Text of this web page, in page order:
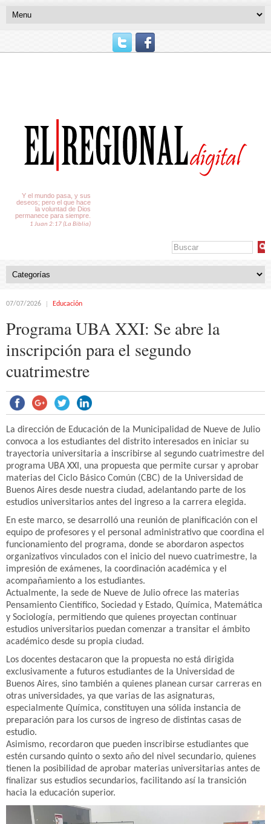
Y el mundo pasa, y sus
deseos; pero el que hace
la voluntad de Dios
permanece para siempre.
1 Juan 2:17 (La Biblia)
07/07/2026 Educación
Programa UBA XXI: Se abre la
inscripción para el segundo
cuatrimestre
La dirección de Educación de la Municipalidad de Nueve de Julio
convoca a los estudiantes del distrito interesados en iniciar su
trayectoria universitaria a inscribirse al segundo cuatrimestre del
programa UBA XXI, una propuesta que permite cursar y aprobar
materias del Ciclo Básico Común (CBC) de la Universidad de
Buenos Aires desde nuestra ciudad, adelantando parte de los
estudios universitarios antes del ingreso a la carrera elegida.
En este marco, se desarrolló una reunión de planificación con el
equipo de profesores y el personal administrativo que coordina el
funcionamiento del programa, donde se abordaron aspectos
organizativos vinculados con el inicio del nuevo cuatrimestre, la
impresión de exámenes, la coordinación académica y el
acompañamiento a los estudiantes.
Actualmente, la sede de Nueve de Julio ofrece las materias
Pensamiento Científico, Sociedad y Estado, Química, Matemática
y Sociología, permitiendo que quienes proyectan continuar
estudios universitarios puedan comenzar a transitar el ámbito
académico desde su propia ciudad.
Los docentes destacaron que la propuesta no está dirigida
exclusivamente a futuros estudiantes de la Universidad de
Buenos Aires, sino también a quienes planean cursar carreras en
otras universidades, ya que varias de las asignaturas,
especialmente Química, constituyen una sólida instancia de
preparación para los cursos de ingreso de distintas casas de
estudio.
Asimismo, recordaron que pueden inscribirse estudiantes que
estén cursando quinto o sexto año del nivel secundario, quienes
tienen la posibilidad de aprobar materias universitarias antes de
finalizar sus estudios secundarios, facilitando así la transición
hacia la educación superior.